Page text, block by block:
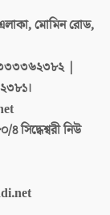
মোমিন রোড,
|
সিদ্ধেশ্বরী নিউ